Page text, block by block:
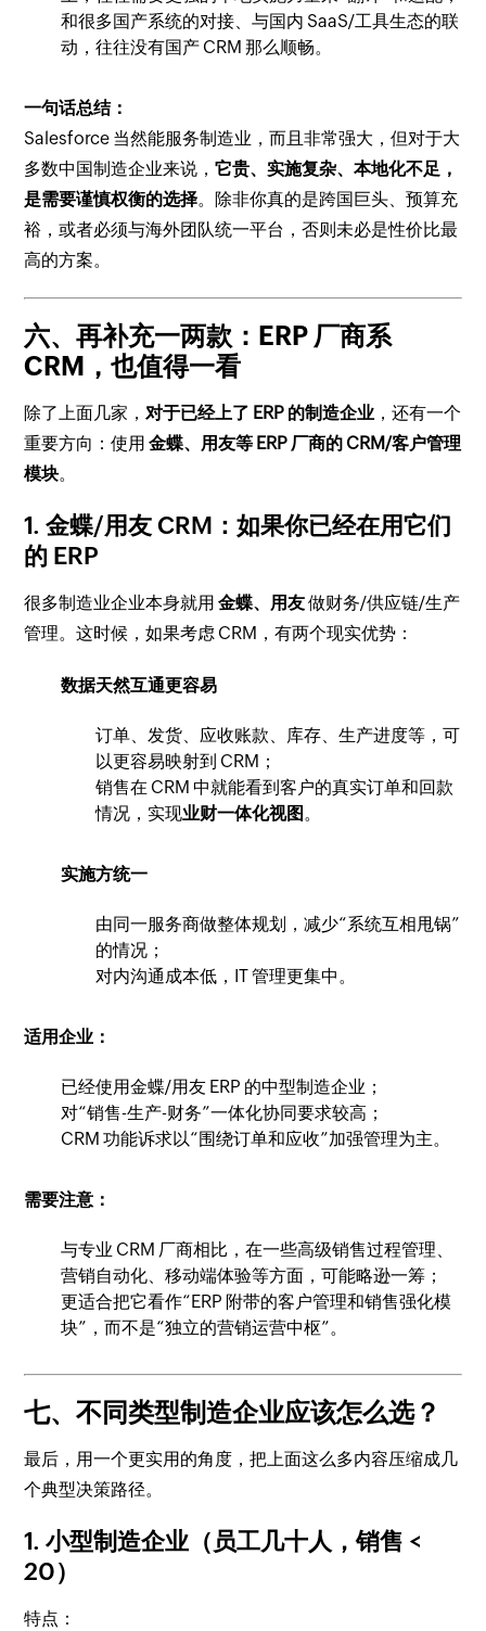
和很多国产系统的对接、与国内 SaaS/工具生态的联
动，往往没有国产 CRM 那么顺畅。
一句话总结：
Salesforce 当然能服务制造业，而且非常强大，但对于大
多数中国制造企业来说，它贵、实施复杂、本地化不足，
是需要谨慎权衡的选择。除非你真的是跨国巨头、预算充
裕，或者必须与海外团队统一平台，否则未必是性价比最
高的方案。
六、再补充一两款：ERP 厂商系
CRM，也值得一看
除了上面几家，对于已经上了 ERP 的制造企业 ，还有一个
重要方向：使用金蝶、用友等 ERP 厂商的 CRM/客户管理
模块。
1. 金蝶/用友 CRM：如果你已经在用它们
的 ERP
很多制造业企业本身就用金蝶、用友做财务/供应链/生产
管理。这时候，如果考虑 CRM，有两个现实优势：
数据天然互通更容易
订单、发货、应收账款、库存、生产进度等，可
以更容易映射到 CRM；
销售在 CRM 中就能看到客户的真实订单和回款
情况，实现业财一体化视图。
实施方统一
由同一服务商做整体规划，减少“系统互相甩锅”
的情况；
对内沟通成本低，IT 管理更集中。
适用企业：
已经使用金蝶/用友 ERP 的中型制造企业；
对“销售-生产-财务”一体化协同要求较高；
CRM 功能诉求以“围绕订单和应收”加强管理为主。
需要注意：
与专业 CRM 厂商相比，在一些高级销售过程管理、
营销自动化、移动端体验等方面，可能略逊一筹；
更适合把它看作“ERP 附带的客户管理和销售强化模
块”，而不是“独立的营销运营中枢”。
七、不同类型制造企业应该怎么选？
最后，用一个更实用的角度，把上面这么多内容压缩成几
个典型决策路径。
1. 小型制造企业（员工几十人，销售 <
20）
特点：